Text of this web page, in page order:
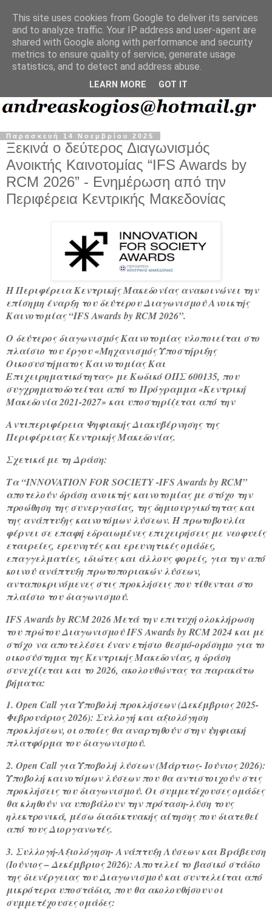
Παρασκευή 14 Νοεμβρίου 2025
Ξεκινά ο δεύτερος Διαγωνισμός
Ανοικτής Καινοτομίας “IFS Awards by
RCM 2026” - Ενημέρωση από την
Περιφέρεια Κεντρικής Μακεδονίας
Η Περιφέρεια Κεντρικής Μακεδονίας ανακοινώνει την
επίσημη έναρξη του δεύτερου Διαγωνισμού Ανοικτής
Καινοτομίας “IFS Awards by RCM 2026”.
Ο δεύτερος διαγωνισμός Καινοτομίας υλοποιείται στο
πλαίσιο του έργου «Μηχανισμός Υποστήριξης
Οικοσυστήματος Καινοτομίας Και
Επιχειρηματικότητας» με Κωδικό ΟΠΣ 600135, που
συγχρηματοδοτείται από το Πρόγραμμα «Κεντρική
Μακεδονία 2021-2027» και υποστηρίζεται από την
Αντιπεριφέρεια Ψηφιακής Διακυβέρνησης της
Περιφέρειας Κεντρικής Μακεδονίας.
Σχετικά με τη Δράση:
Τα “INNOVATION FOR SOCIETY -IFS Awards by RCM”
αποτελούν δράση ανοικτής καινοτομίας με στόχο την
προώθηση της συνεργασίας, της δημιουργικότητας και
της ανάπτυξης καινοτόμων λύσεων. Η πρωτοβουλία
φέρνει σε επαφή εδραιωμένες επιχειρήσεις με νεοφυείς
εταιρείες, ερευνητές και ερευνητικές ομάδες,
επαγγελματίες, ιδιώτες και άλλους φορείς, για την από
κοινού ανάπτυξη πρωτοποριακών λύσεων,
ανταποκρινόμενες στις προκλήσεις που τίθενται στο
πλαίσιο του διαγωνισμού.
IFS Awards by RCM 2026 Μετά την επιτυχή ολοκλήρωση
του πρώτου Διαγωνισμού IFS Awards by RCM 2024 και με
στόχο να αποτελέσει έναν ετήσιο θεσμό-ορόσημο για το
οικοσύστημα της Κεντρικής Μακεδονίας, η δράση
συνεχίζεται και το 2026, ακολουθώντας τα παρακάτω
βήματα:
1. Open Call για Υποβολή προκλήσεων (Δεκέμβριος 2025-
Φεβρουάριος 2026): Συλλογή και αξιολόγηση
προκλήσεων, οι οποίες θα αναρτηθούν στην ψηφιακή
πλατφόρμα του διαγωνισμού.
2. Open Call για Υποβολή λύσεων (Μάρτιος- Ιούνιος 2026):
Υποβολή καινοτόμων λύσεων που θα αντιστοιχούν στις
προκλήσεις του διαγωνισμού. Οι συμμετέχουσες ομάδες
θα κληθούν να υποβάλουν την πρόταση-λύση τους
ηλεκτρονικά, μέσω διαδικτυακής αίτησης που διατεθεί
από τους Διοργανωτές.
3. Συλλογή-Αξιολόγηση- Ανάπτυξη Λύσεων και Βράβευση
(Ιούνιος – Δεκέμβριος 2026): Αποτελεί το βασικό στάδιο
της διενέργειας του Διαγωνισμού και συντελείται από
μικρότερα υποστάδια, που θα ακολουθήσουν οι
συμμετέχουσες ομάδες:
This site uses cookies from Google to deliver its services
and to analyze traffic. Your IP address and user-agent are
shared with Google along with performance and security
metrics to ensure quality of service, generate usage
statistics, and to detect and address abuse.
LEARN MORE GOT IT